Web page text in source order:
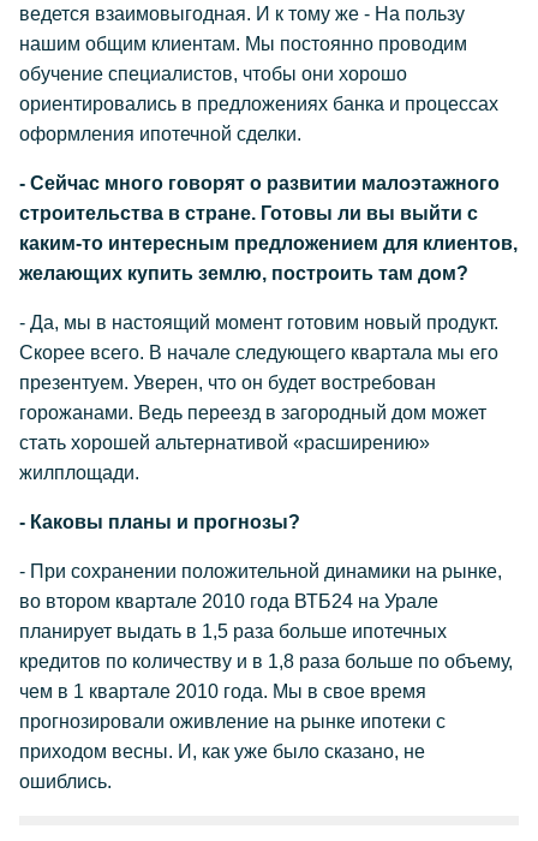
ведется взаимовыгодная. И к тому же - На пользу
нашим общим клиентам. Мы постоянно проводим
обучение специалистов, чтобы они хорошо
ориентировались в предложениях банка и процессах
оформления ипотечной сделки.
- Сейчас много говорят о развитии малоэтажного
строительства в стране. Готовы ли вы выйти с
каким-то интересным предложением для клиентов,
желающих купить землю, построить там дом?
- Да, мы в настоящий момент готовим новый продукт.
Скорее всего. В начале следующего квартала мы его
презентуем. Уверен, что он будет востребован
горожанами. Ведь переезд в загородный дом может
стать хорошей альтернативой «расширению»
жилплощади.
- Каковы планы и прогнозы?
- При сохранении положительной динамики на рынке,
во втором квартале 2010 года ВТБ24 на Урале
планирует выдать в 1,5 раза больше ипотечных
кредитов по количеству и в 1,8 раза больше по объему,
чем в 1 квартале 2010 года. Мы в свое время
прогнозировали оживление на рынке ипотеки с
приходом весны. И, как уже было сказано, не
ошиблись.